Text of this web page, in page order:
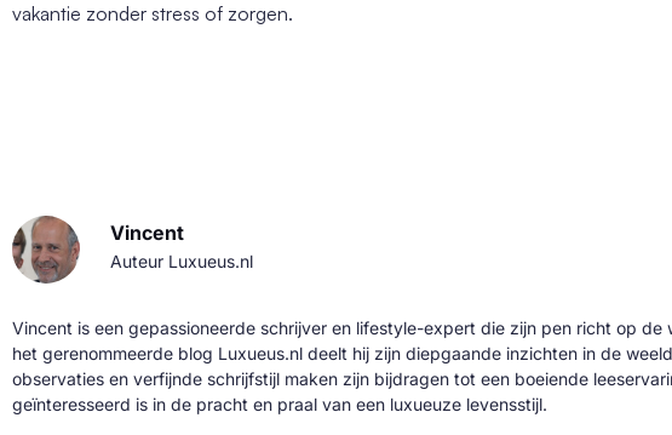
vakantie zonder stress of zorgen.
Vincent
Auteur Luxueus.nl
Vincent is een gepassioneerde schrijver en lifestyle-expert die zijn pen richt op de
het gerenommeerde blog Luxueus.nl deelt hij zijn diepgaande inzichten in de
observaties en verfijnde schrijfstijl maken zijn bijdragen tot een boeiende
geïnteresseerd is in de pracht en praal van een luxueuze levensstijl.